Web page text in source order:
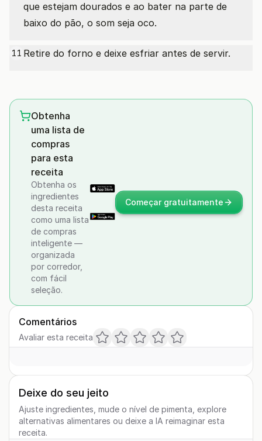
que estejam dourados e ao bater na parte de
baixo do pão, o som seja oco.
11 Retire do forno e deixe esfriar antes de servir.
Obtenha
uma lista de
compras
para esta
receita
Obtenha os
ingredientes
desta receita
como uma lista
de compras
inteligente —
organizada
por corredor,
com fácil
seleção.
Começar gratuitamente
Comentários
Avaliar esta receita
Deixe do seu jeito
Ajuste ingredientes, mude o nível de pimenta, explore
alternativas alimentares ou deixe a IA reimaginar esta
receita.